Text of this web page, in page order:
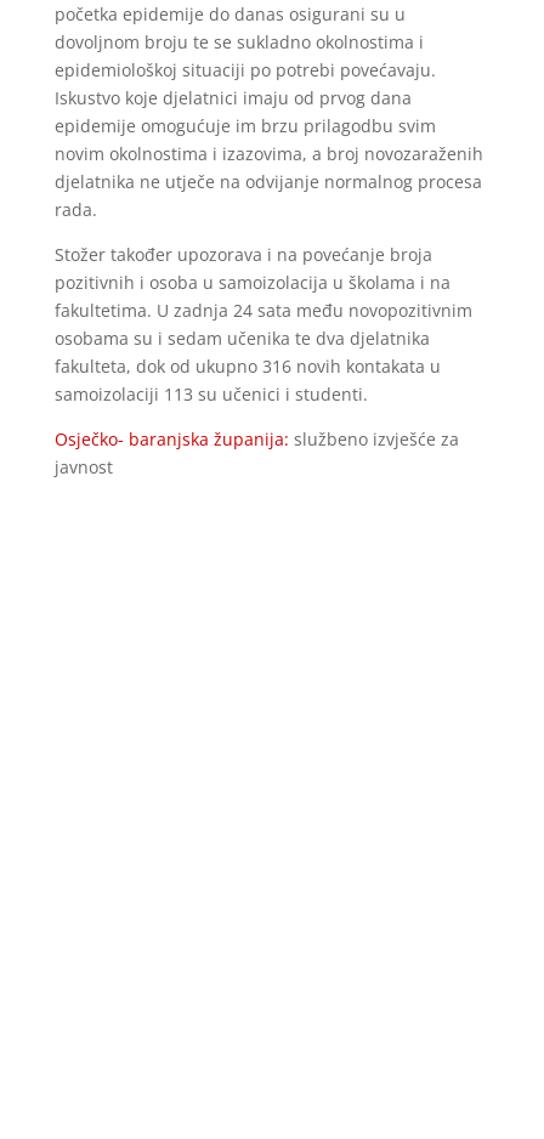
početka epidemije do danas osigurani su u
dovoljnom broju te se sukladno okolnostima i
epidemiološkoj situaciji po potrebi povećavaju.
Iskustvo koje djelatnici imaju od prvog dana
epidemije omogućuje im brzu prilagodbu svim
novim okolnostima i izazovima, a broj novozaraženih
djelatnika ne utječe na odvijanje normalnog procesa
rada.
Stožer također upozorava i na povećanje broja
pozitivnih i osoba u samoizolacija u školama i na
fakultetima. U zadnja 24 sata među novopozitivnim
osobama su i sedam učenika te dva djelatnika
fakulteta, dok od ukupno 316 novih kontakata u
samoizolaciji 113 su učenici i studenti.
Osječko- baranjska županija: službeno izvješće za
javnost